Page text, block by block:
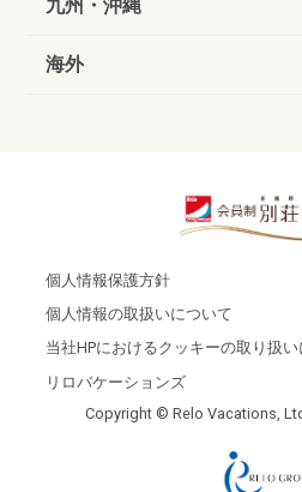
九州・沖縄
海外
個人情報保護方針
個人情報の取扱いについて
当社HPにおけるクッキーの取り扱
リロバケーションズ
Copyright © Relo Vacations,